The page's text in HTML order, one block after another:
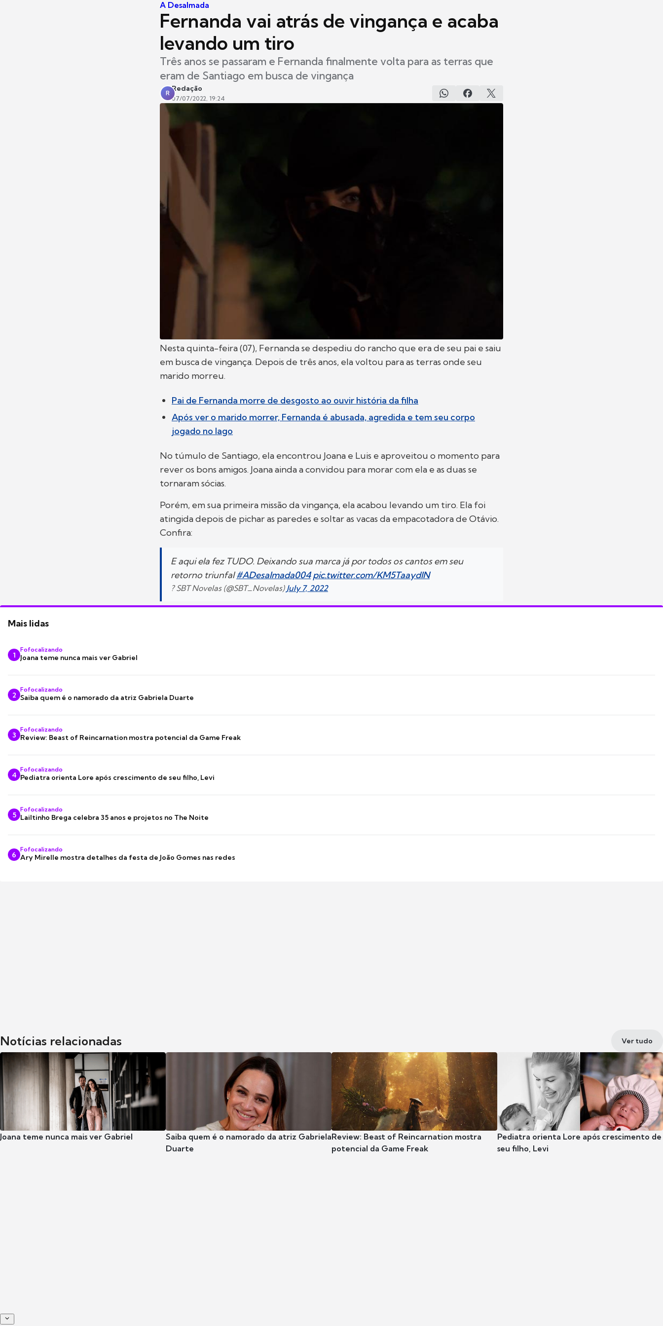
A Desalmada
Fernanda vai atrás de vingança e acaba
levando um tiro
Três anos se passaram e Fernanda finalmente volta para as terras que
eram de Santiago em busca de vingança
R
Redação
07/07/2022, 19:24
Nesta quinta-feira (07), Fernanda se despediu do rancho que era de seu pai e saiu
em busca de vingança. Depois de três anos, ela voltou para as terras onde seu
marido morreu.
Pai de Fernanda morre de desgosto ao ouvir história da filha
Após ver o marido morrer, Fernanda é abusada, agredida e tem seu corpo
jogado no lago
No túmulo de Santiago, ela encontrou Joana e Luis e aproveitou o momento para
rever os bons amigos. Joana ainda a convidou para morar com ela e as duas se
tornaram sócias.
Porém, em sua primeira missão da vingança, ela acabou levando um tiro. Ela foi
atingida depois de pichar as paredes e soltar as vacas da empacotadora de Otávio.
Confira:
E aqui ela fez TUDO. Deixando sua marca já por todos os cantos em seu
retorno triunfal#ADesalmada004 pic.twitter.com/KM5TaaydlN
? SBT Novelas (@SBT_Novelas) July 7, 2022
Mais lidas
1
Fofocalizando
Joana teme nunca mais ver Gabriel
2
Fofocalizando
Saiba quem é o namorado da atriz Gabriela Duarte
3
Fofocalizando
Review: Beast of Reincarnation mostra potencial da Game Freak
4
Fofocalizando
Pediatra orienta Lore após crescimento de seu filho, Levi
5
Fofocalizando
Lailtinho Brega celebra 35 anos e projetos no The Noite
6
Fofocalizando
Ary Mirelle mostra detalhes da festa de João Gomes nas redes
Notícias relacionadas Ver tudo
Joana teme nunca mais ver Gabriel
Saiba quem é o namorado da atriz Gabriela
Duarte
Review: Beast of Reincarnation mostra
potencial da Game Freak
Pediatra orienta Lore após crescimento de
seu filho, Levi